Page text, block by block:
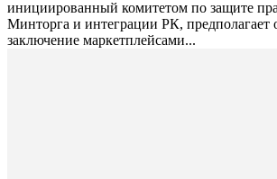
инициированный комитетом по защите
Минторга и интеграции РК, предполагает
заключение маркетплейсами...